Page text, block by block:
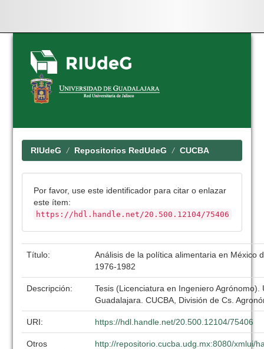
Skip
navigation
RIUdeG Repositorios RedUdeG CUCBA
Por favor, use este identificador para citar o enlazar
este ítem:
https://hdl.handle.net/20.500.12104/75406
Título:
Análisis de la política alimentaria en México
1976-1982
Descripción:
Tesis (Licenciatura en Ingeniero Agrónomo).
Guadalajara. CUCBA, División de Cs.
URI: https://hdl.handle.net/20.500.12104/75406
Otros
http://repositorio.cucba.udg.mx:8080/xmlui/